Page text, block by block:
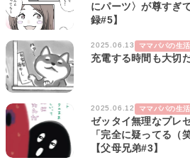
にパーツ〉が尊すぎ
録#5】
2025.06.13 ママパパの生活
充電する時間も大切
2025.06.12 ママパパの生活
ゼッタイ無理なプレ
「完全に疑ってる（
【父母兄弟#3】